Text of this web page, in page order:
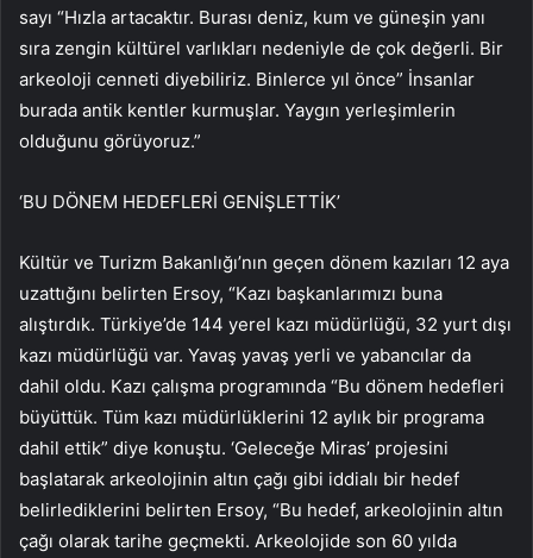
sayı “Hızla artacaktır. Burası deniz, kum ve güneşin yanı
sıra zengin kültürel varlıkları nedeniyle de çok değerli. Bir
arkeoloji cenneti diyebiliriz. Binlerce yıl önce” İnsanlar
burada antik kentler kurmuşlar. Yaygın yerleşimlerin
olduğunu görüyoruz.”
‘BU DÖNEM HEDEFLERİ GENİŞLETTİK’
Kültür ve Turizm Bakanlığı’nın geçen dönem kazıları 12 aya
uzattığını belirten Ersoy, “Kazı başkanlarımızı buna
alıştırdık. Türkiye’de 144 yerel kazı müdürlüğü, 32 yurt dışı
kazı müdürlüğü var. Yavaş yavaş yerli ve yabancılar da
dahil oldu. Kazı çalışma programında “Bu dönem hedefleri
büyüttük. Tüm kazı müdürlüklerini 12 aylık bir programa
dahil ettik” diye konuştu. ‘Geleceğe Miras’ projesini
başlatarak arkeolojinin altın çağı gibi iddialı bir hedef
belirlediklerini belirten Ersoy, “Bu hedef, arkeolojinin altın
çağı olarak tarihe geçmekti. Arkeolojide son 60 yılda